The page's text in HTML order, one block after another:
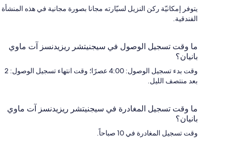
يتوفر إمكانيّة ركن النزيل لسيّارته مجانا بصورة مجانية في هذه المنشأة
الفندقية.
ما وقت تسجيل الوصول في سيجنيتشر ريزيدنسز آت ماوي
بانيان؟
وقت بدء تسجيل الوصول: 4:00 عصرًا؛ وقت انتهاء تسجيل الوصول: 2
بعد منتصف الليل.
ما وقت تسجيل المغادرة في سيجنيتشر ريزيدنسز آت ماوي
بانيان؟
وقت تسجيل المغادرة في 10 صباحاً.